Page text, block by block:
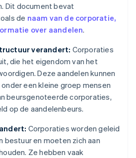
Dit document bevat
de naam van de corporatie,
over aandelen.
verandert: Corporaties
die het eigendom van het
Deze aandelen kunnen
een kleine groep mensen
beursgenoteerde corporaties,
op de aandelenbeurs.
Corporaties worden geleid
bestuur en moeten zich aan
Ze hebben vaak